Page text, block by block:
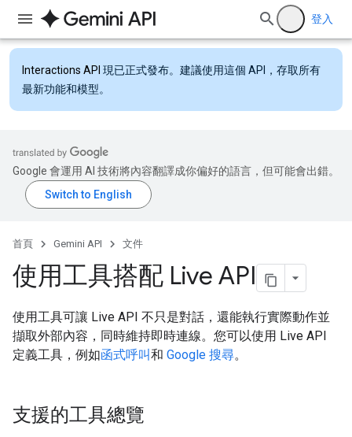
登入
Interactions API 現已正式發布。建議使用這個 API，存取所有
最新功能和模型。
Google 會運用 AI 技術將內容翻譯成你偏好的語言，但可能會出錯。
首頁 Gemini API 文件
使用工具搭配 Live API
使用工具可讓 Live API 不只是對話，還能執行實際動作並
擷取外部內容，同時維持即時連線。您可以使用 Live API
定義工具，例如函式呼叫和 Google 搜尋。
支援的工具總覽